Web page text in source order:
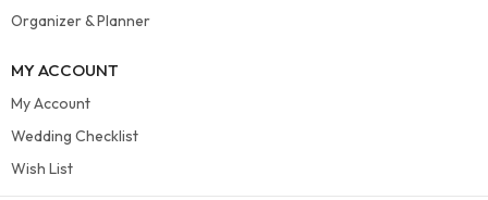
Organizer & Planner
MY ACCOUNT
My Account
Wedding Checklist
Wish List